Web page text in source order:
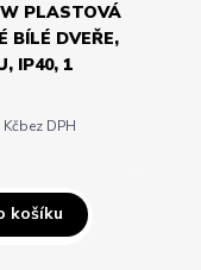
PLASTOVÁ
BÍLÉ DVEŘE,
IP40, 1
bez DPH
košíku